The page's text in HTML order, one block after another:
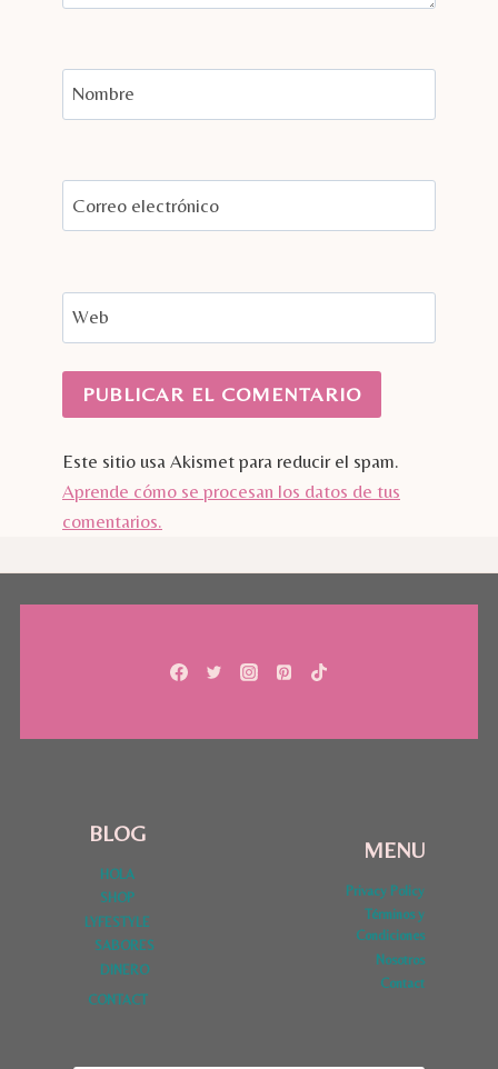
Nombre
Correo electrónico
Web
Este sitio usa Akismet para reducir el spam.
Aprende cómo se procesan los datos de tus
comentarios.
BLOG
HOLA
SHOP
LYFESTYLE
SABORES
DINERO
CONTACT
MENU
Privacy Policy
Términos y
Condiciones
Nosotros
Contact